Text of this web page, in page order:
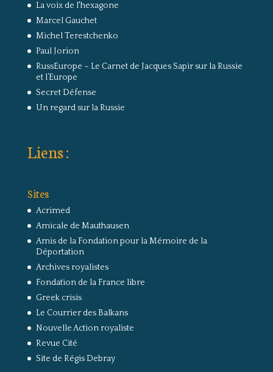
La voix de l'hexagone
Marcel Gauchet
Michel Terestchenko
Paul Jorion
RussEurope – Le Carnet de Jacques Sapir sur la Russie
et l’Europe
Secret Défense
Un regard sur la Russie
Liens :
Sites
Acrimed
Amicale de Mauthausen
Amis de la Fondation pour la Mémoire de la
Déportation
Archives royalistes
Fondation de la France libre
Greek crisis
Le Courrier des Balkans
Nouvelle Action royaliste
Revue Cité
Site de Régis Debray